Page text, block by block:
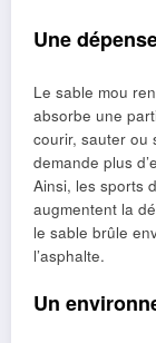
Une
Le sable mou
absorbe une
courir, sauter ou
demande plus
Ainsi, les sports
augmentent la
le sable brûle
l’asphalte.
Un